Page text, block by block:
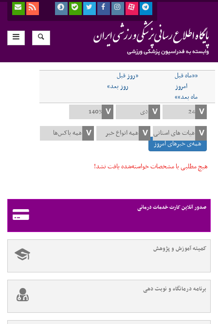
««ماه قبل
«روز قبل
امروز
روز بعد»
ماه بعد»»
همه‌ی خبرهای امروز
هیچ مطلبی با مشخصات خواسته‌شده یافت نشد!
صدور آنلاین کارت خدمات درمانی
کمیته آموزش و پژوهش
برنامه درمانگاه و نوبت دهی